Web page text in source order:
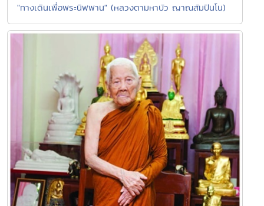
"ทางเดินเพื่อพระนิพพาน" (หลวงตามหาบัว ญาณสัมปันโน)